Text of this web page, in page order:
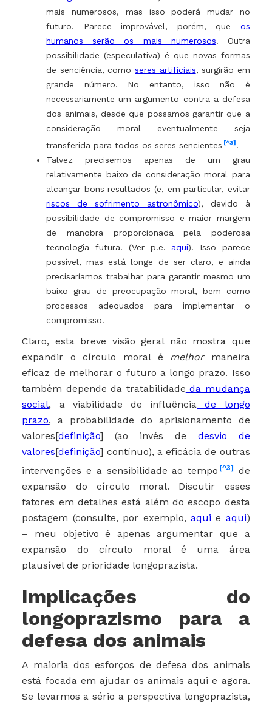
mais numerosos, mas isso poderá mudar no
futuro. Parece improvável, porém, que os
humanos serão os mais numerosos. Outra
possibilidade (especulativa) é que novas formas
de senciência, como seres artificiais, surgirão em
grande número. No entanto, isso não é
necessariamente um argumento contra a defesa
dos animais, desde que possamos garantir que a
consideração moral eventualmente seja
transferida para todos os seres sencientes [^3].
Talvez precisemos apenas de um grau
relativamente baixo de consideração moral para
alcançar bons resultados (e, em particular, evitar
riscos de sofrimento astronômico), devido à
possibilidade de compromisso e maior margem
de manobra proporcionada pela poderosa
tecnologia futura. (Ver p.e. aqui). Isso parece
possível, mas está longe de ser claro, e ainda
precisaríamos trabalhar para garantir mesmo um
baixo grau de preocupação moral, bem como
processos adequados para implementar o
compromisso.
Claro, esta breve visão geral não mostra que
expandir o círculo moral é melhormaneira
eficaz de melhorar o futuro a longo prazo. Isso
também depende da tratabilidade da mudança
social, a viabilidade de influência de longo
prazo, a probabilidade do aprisionamento de
valores[definição] (ao invés de desvio de
valores[definição] contínuo), a eficácia de outras
intervenções e a sensibilidade ao tempo [^3]
de
expansão do círculo moral. Discutir esses
fatores em detalhes está além do escopo desta
postagem (consulte, por exemplo, aqui e aqui)
– meu objetivo é apenas argumentar que a
expansão do círculo moral é uma área
plausível de prioridade longoprazista.
Implicações do
longoprazismo para a
defesa dos animais
A maioria dos esforços de defesa dos animais
está focada em ajudar os animais aqui e agora.
Se levarmos a sério a perspectiva longoprazista,